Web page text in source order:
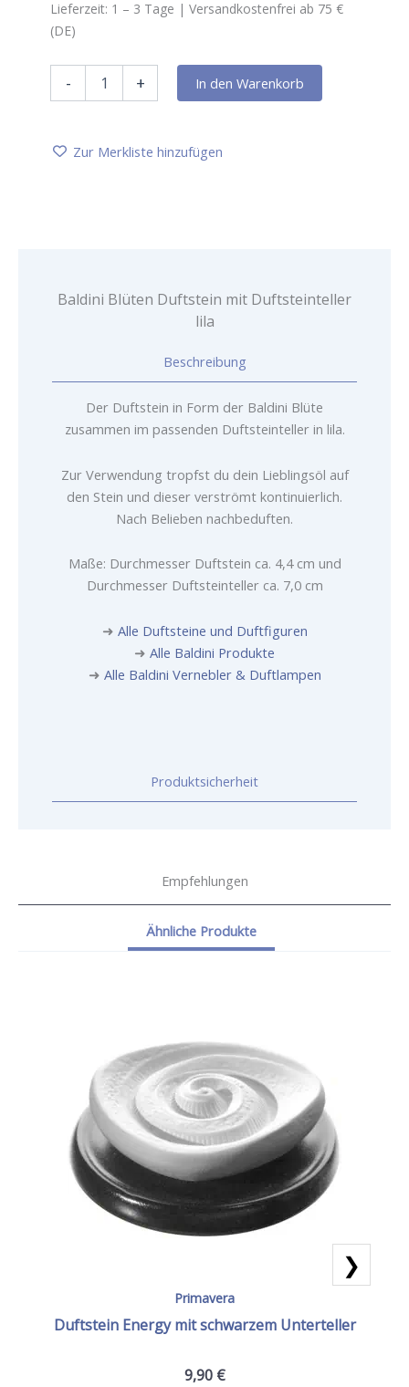
Lieferzeit: 1 – 3 Tage | Versandkostenfrei ab 75 €
(DE)
-
Blüten
Duftsteinteller
+ In den Warenkorb
Zur Merkliste hinzufügen
Baldini Blüten Duftstein mit Duftsteinteller
lila
Beschreibung
Der Duftstein in Form der Baldini Blüte
zusammen im passenden Duftsteinteller in lila.
Zur Verwendung tropfst du dein Lieblingsöl auf
den Stein und dieser verströmt kontinuierlich.
Nach Belieben nachbeduften.
Maße: Durchmesser Duftstein ca. 4,4 cm und
Durchmesser Duftsteinteller ca. 7,0 cm
➜ Alle Duftsteine und Duftfiguren
➜ Alle Baldini Produkte
➜ Alle Baldini Vernebler & Duftlampen
Produktsicherheit
Empfehlungen
Ähnliche Produkte
Primavera
Duftstein Energy mit schwarzem Unterteller
9,90 €
❯